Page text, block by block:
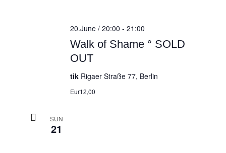
Walk of Shame ° SOLD
OUT
20.June / 20:00 - 21:00
tik Rigaer Straße 77, Berlin
Eur12,00
SUN
21